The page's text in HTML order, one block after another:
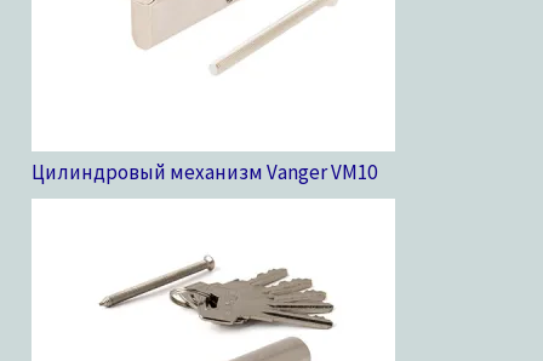
Цилиндровый механизм Vanger VM10